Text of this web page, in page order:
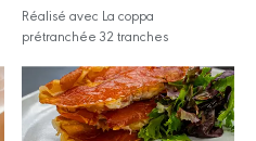
Réalisé avec La coppa
prétranchée 32 tranches